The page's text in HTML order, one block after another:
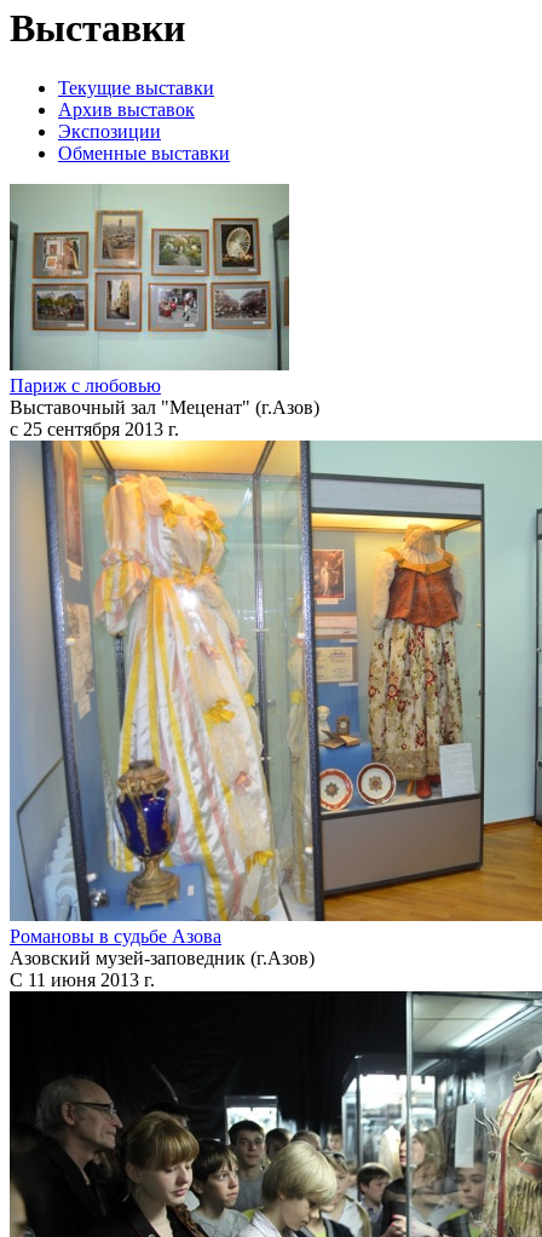
Выставки
Текущие выставки
Архив выставок
Экспозиции
Обменные выставки
Париж с любовью
Выставочный зал "Меценат" (г.Азов)
с 25 сентября 2013 г.
Романовы в судьбе Азова
Азовский музей-заповедник (г.Азов)
С 11 июня 2013 г.